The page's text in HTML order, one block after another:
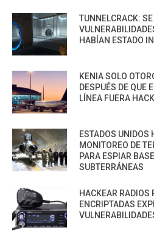
TUNNELCRACK:
HABÍAN ESTADO
KENIA SOLO
DESPUÉS DE QUE
LÍNEA FUERA
ESTADOS UNIDOS
MONITOREO DE
PARA ESPIAR
SUBTERRÁNEAS
HACKEAR RADIOS
ENCRIPTADAS